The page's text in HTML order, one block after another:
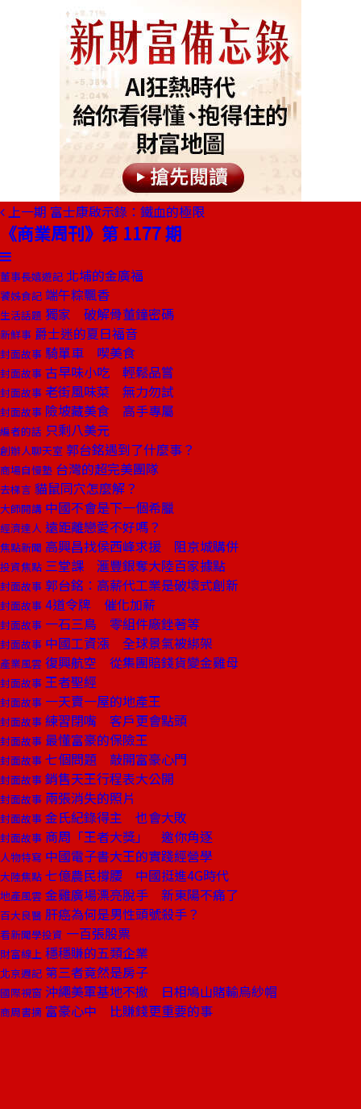
上一期 富士康啟示錄：鐵血的極限
《商業周刊》第 1177 期
董事長嬉遊記 北埔的金廣福
饕姊食記 端午粽飄香
生活話題 獨家 破解骨董鐘密碼
新鮮事 爵士迷的夏日福音
封面故事 騎單車 喫美食
封面故事 古早味小吃 輕鬆品嘗
封面故事 老街風味菜 無力勿試
封面故事 險坡藏美食 高手專屬
編者的話 只剩八美元
創辦人聊天室 郭台銘遇到了什麼事？
商場自慢塾 台灣的超完美團隊
去梯言 貓鼠同穴怎麼解？
大師開講 中國不會是下一個希臘
經濟達人 遠距離戀愛不好嗎？
焦點新聞 高興昌找侯西峰求援 阻京城購併
投資焦點 三堂課 滙豐銀奪大陸百家據點
封面故事 郭台銘：高薪代工業是破壞式創新
封面故事 4道令牌 催化加薪
封面故事 一石三鳥 零組件廠銼著等
封面故事 中國工資漲 全球景氣被綁架
產業風雲 復興航空 從集團賠錢貨變金雞母
封面故事 王者聖經
封面故事 一天賣一屋的地產王
封面故事 練習閉嘴 客戶更會點頭
封面故事 最懂富豪的保險王
封面故事 七個問題 敲開富豪心門
封面故事 銷售天王行程表大公開
封面故事 兩張消失的照片
封面故事 金氏紀錄得主 也會大敗
封面故事 商周「王者大獎」 邀你角逐
人物特寫 中國電子書大王的實踐經營學
大陸焦點 七億農民撐腰 中國挺進4G時代
地產風雲 金雞廣場漂亮脫手 新東陽不痛了
百大良醫 肝癌為何是男性頭號殺手？
看新聞學投資 一百張股票
財富線上 穩穩賺的五類企業
北京週記 第三者竟然是房子
國際視窗 沖繩美軍基地不撤 日相鳩山賭輸烏紗帽
商周書摘 富豪心中 比賺錢更重要的事